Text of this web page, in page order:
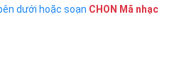
dưới hoặc soạn CHON Mã nhạc